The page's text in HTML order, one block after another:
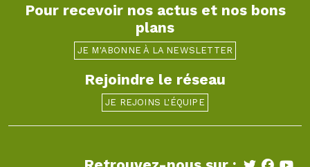
Pour recevoir nos actus et nos bons
plans
JE M'ABONNE À LA NEWSLETTER
Rejoindre le réseau
JE REJOINS L'ÉQUIPE